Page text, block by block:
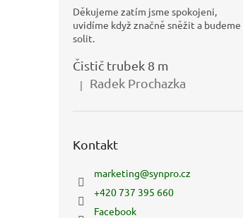
Děkujeme zatím jsme spokojeni,
uvidíme když značně sněžit a budeme
solit.
Čistič trubek 8 m
Hodnocení produktu je 5 z 5 hvězdiček.
| Radek Prochazka
Kontakt
marketing@synpro.cz
+420 737 395 660
Facebook